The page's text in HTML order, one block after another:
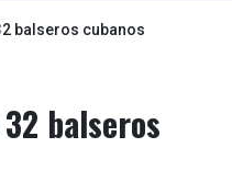
balseros cubanos
balseros